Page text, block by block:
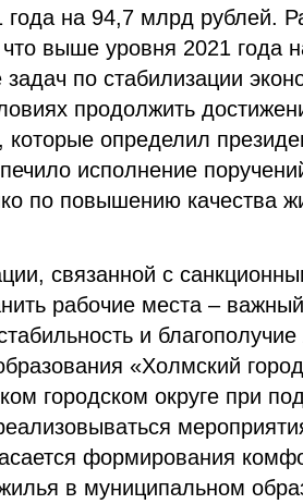
на 94,7 млрд рублей.
выше уровня 2021 года
по стабилизации
продолжить
определил
исполнение
по повышению качества
связанной с
рабочие места –
и
«Холмский
городском округе при
формирования
в муниципальном